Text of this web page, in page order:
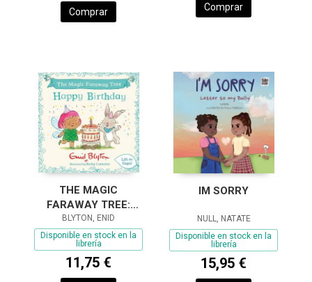
Comprar Comprar
THE MAGIC
FARAWAY TREE:
HAPPY BIRTHDAY
BLYTON, ENID
Disponible en stock en la
librería
11,75 €
IM SORRY
NULL, NATATE
Disponible en stock en la
librería
15,95 €